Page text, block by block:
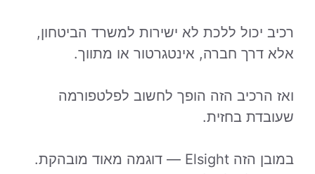
רכיב יכול ללכת לא ישירות למשרד הביטחון,
אלא דרך חברה, אינטגרטור או מתווך.
ואז הרכיב הזה הופך לחשוב לפלטפורמה
שעובדת בחזית.
במובן הזה Elsight — דוגמה מאוד מובהקת.